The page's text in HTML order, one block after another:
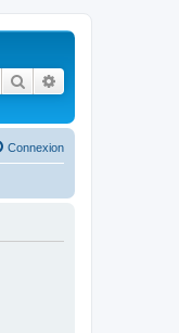
Rechercher
Connexion